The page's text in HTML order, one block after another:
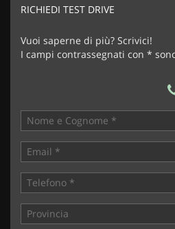
RICHIEDI TEST DRIVE
Vuoi saperne di più? Scrivici!
I campi contrassegnati con *